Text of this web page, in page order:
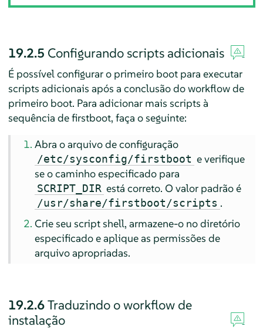
19.2.5 Configurando scripts adicionais
É possível configurar o primeiro boot para executar
scripts adicionais após a conclusão do workflow de
primeiro boot. Para adicionar mais scripts à
sequência de firstboot, faça o seguinte:
Abra o arquivo de configuração
/etc/sysconfig/firstboot e verifique
se o caminho especificado para
SCRIPT_DIR está correto. O valor padrão é
/usr/share/firstboot/scripts .
Crie seu script shell, armazene-o no diretório
especificado e aplique as permissões de
arquivo apropriadas.
19.2.6Traduzindo o workflow de
instalação